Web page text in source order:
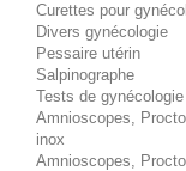
Curettes pour
Divers gynécologie
Pessaire utérin
Salpinographe
Tests de gynécologie
Amnioscopes,
inox
Amnioscopes,